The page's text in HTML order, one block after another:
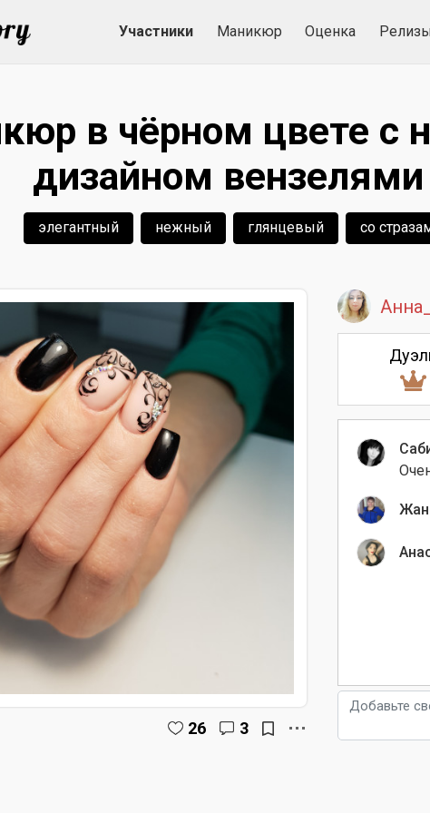
Участники Маникюр Оценка
в чёрном цвете
дизайном
элегантный нежный глянцевый со
26 3